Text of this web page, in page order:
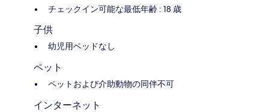
チェックイン可能な最低年齢 : 18 歳
子供
幼児用ベッドなし
ペット
ペットおよび介助動物の同伴不可
インターネット